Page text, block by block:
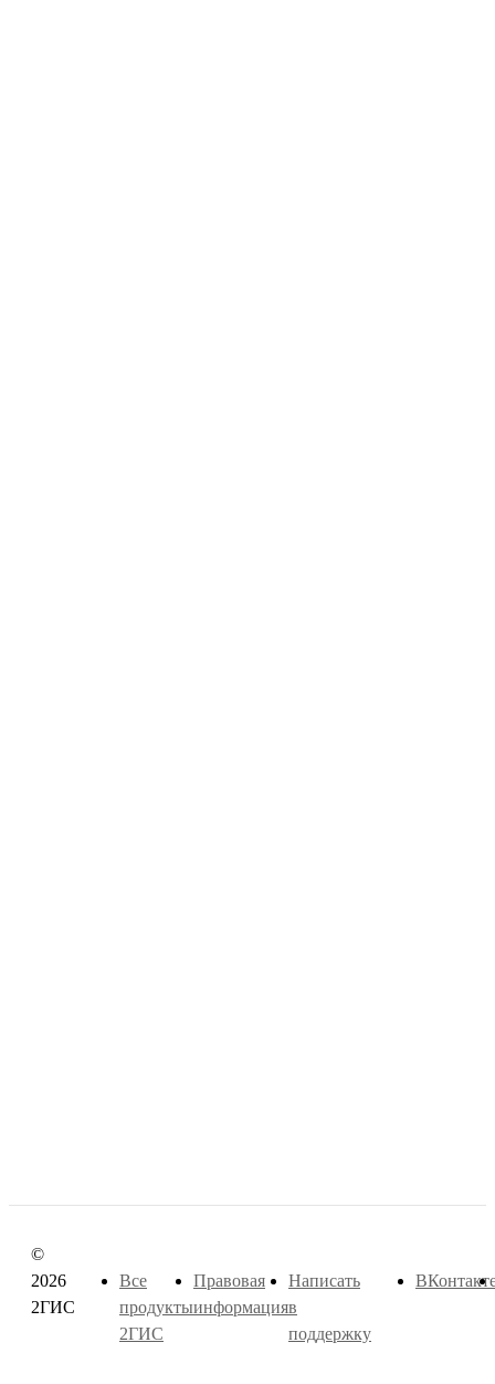
©
2026
2ГИС
Все
продукты
2ГИС
Правовая
информация
Написать
в
поддержку